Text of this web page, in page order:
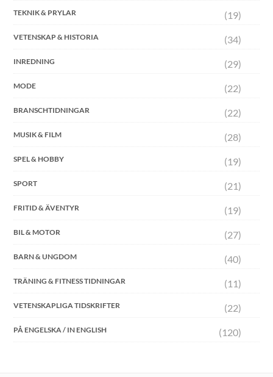
TEKNIK & PRYLAR (19)
VETENSKAP & HISTORIA (34)
INREDNING (29)
MODE (22)
BRANSCHTIDNINGAR (22)
MUSIK & FILM (28)
SPEL & HOBBY (19)
SPORT (21)
FRITID & ÄVENTYR (19)
BIL & MOTOR (27)
BARN & UNGDOM (40)
TRÄNING & FITNESS TIDNINGAR (11)
VETENSKAPLIGA TIDSKRIFTER (22)
PÅ ENGELSKA / IN ENGLISH (120)